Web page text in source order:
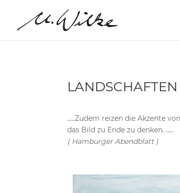
LANDSCHAFTEN
…..Zudem reizen die Akzente
das Bild zu Ende zu denken. …..
( Hamburger Abendblatt )